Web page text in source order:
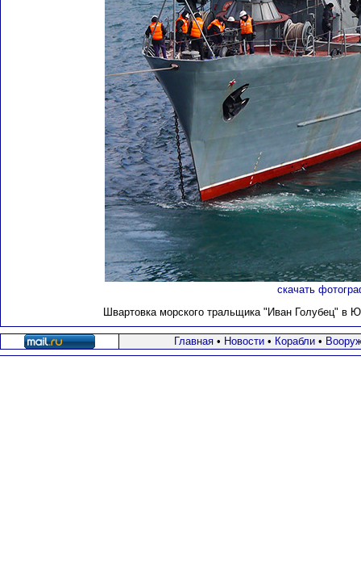
скачать
Швартовка морского тральщика "Иван Голубец" в
Главная• Новости• Корабли•